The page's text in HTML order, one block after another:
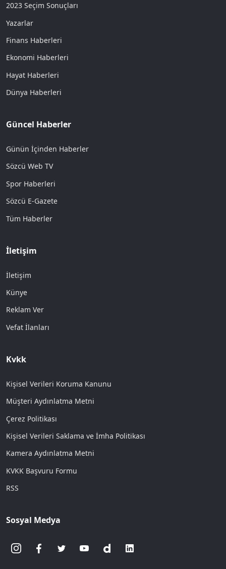
2023 Seçim Sonuçları
Yazarlar
Finans Haberleri
Ekonomi Haberleri
Hayat Haberleri
Dünya Haberleri
Güncel Haberler
Günün İçinden Haberler
Sözcü Web TV
Spor Haberleri
Sözcü E-Gazete
Tüm Haberler
İletişim
İletişim
Künye
Reklam Ver
Vefat İlanları
Kvkk
Kişisel Verileri Koruma Kanunu
Müşteri Aydınlatma Metni
Çerez Politikası
Kişisel Verileri Saklama ve İmha Politikası
Kamera Aydınlatma Metni
KVKK Başvuru Formu
RSS
Sosyal Medya